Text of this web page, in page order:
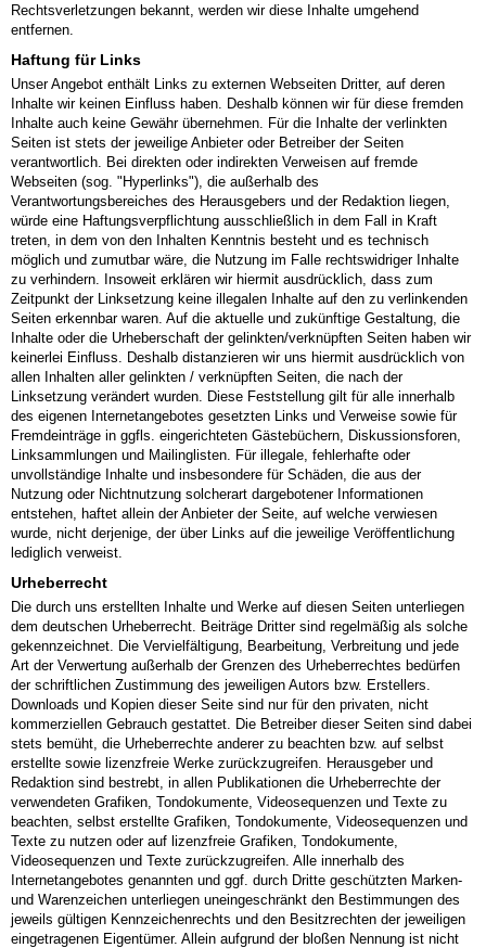
Rechtsverletzungen bekannt, werden wir diese Inhalte umgehend
entfernen.
Haftung für Links
Unser Angebot enthält Links zu externen Webseiten Dritter, auf deren
Inhalte wir keinen Einfluss haben. Deshalb können wir für diese fremden
Inhalte auch keine Gewähr übernehmen. Für die Inhalte der verlinkten
Seiten ist stets der jeweilige Anbieter oder Betreiber der Seiten
verantwortlich. Bei direkten oder indirekten Verweisen auf fremde
Webseiten (sog. "Hyperlinks"), die außerhalb des
Verantwortungsbereiches des Herausgebers und der Redaktion liegen,
würde eine Haftungsverpflichtung ausschließlich in dem Fall in Kraft
treten, in dem von den Inhalten Kenntnis besteht und es technisch
möglich und zumutbar wäre, die Nutzung im Falle rechtswidriger Inhalte
zu verhindern. Insoweit erklären wir hiermit ausdrücklich, dass zum
Zeitpunkt der Linksetzung keine illegalen Inhalte auf den zu verlinkenden
Seiten erkennbar waren. Auf die aktuelle und zukünftige Gestaltung, die
Inhalte oder die Urheberschaft der gelinkten/verknüpften Seiten haben wir
keinerlei Einfluss. Deshalb distanzieren wir uns hiermit ausdrücklich von
allen Inhalten aller gelinkten / verknüpften Seiten, die nach der
Linksetzung verändert wurden. Diese Feststellung gilt für alle innerhalb
des eigenen Internetangebotes gesetzten Links und Verweise sowie für
Fremdeinträge in ggfls. eingerichteten Gästebüchern, Diskussionsforen,
Linksammlungen und Mailinglisten. Für illegale, fehlerhafte oder
unvollständige Inhalte und insbesondere für Schäden, die aus der
Nutzung oder Nichtnutzung solcherart dargebotener Informationen
entstehen, haftet allein der Anbieter der Seite, auf welche verwiesen
wurde, nicht derjenige, der über Links auf die jeweilige Veröffentlichung
lediglich verweist.
Urheberrecht
Die durch uns erstellten Inhalte und Werke auf diesen Seiten unterliegen
dem deutschen Urheberrecht. Beiträge Dritter sind regelmäßig als solche
gekennzeichnet. Die Vervielfältigung, Bearbeitung, Verbreitung und jede
Art der Verwertung außerhalb der Grenzen des Urheberrechtes bedürfen
der schriftlichen Zustimmung des jeweiligen Autors bzw. Erstellers.
Downloads und Kopien dieser Seite sind nur für den privaten, nicht
kommerziellen Gebrauch gestattet. Die Betreiber dieser Seiten sind dabei
stets bemüht, die Urheberrechte anderer zu beachten bzw. auf selbst
erstellte sowie lizenzfreie Werke zurückzugreifen. Herausgeber und
Redaktion sind bestrebt, in allen Publikationen die Urheberrechte der
verwendeten Grafiken, Tondokumente, Videosequenzen und Texte zu
beachten, selbst erstellte Grafiken, Tondokumente, Videosequenzen und
Texte zu nutzen oder auf lizenzfreie Grafiken, Tondokumente,
Videosequenzen und Texte zurückzugreifen. Alle innerhalb des
Internetangebotes genannten und ggf. durch Dritte geschützten Marken-
und Warenzeichen unterliegen uneingeschränkt den Bestimmungen des
jeweils gültigen Kennzeichenrechts und den Besitzrechten der jeweiligen
eingetragenen Eigentümer. Allein aufgrund der bloßen Nennung ist nicht